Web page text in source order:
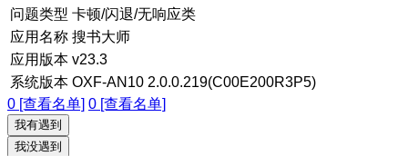
问题类型 卡顿/闪退/无响应类
应用名称 搜书大师
应用版本 v23.3
系统版本 OXF-AN10 2.0.0.219(C00E200R3P5)
0 [查看名单] 0 [查看名单]
我有遇到
我没遇到